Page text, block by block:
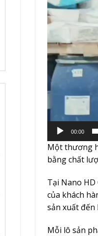
00:00
Một thương
bằng chất
Tại Nano
của khách
sản xuất
Mỗi lô sản